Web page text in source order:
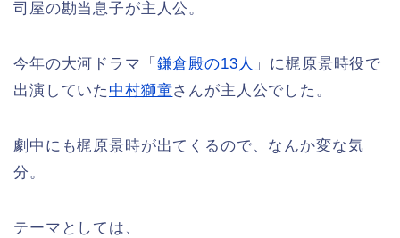
司屋の勘当息子が主人公。
今年の大河ドラマ「 鎌倉殿の13人 」に梶原景時役で
出演していた 中村獅童さんが主人公でした。
劇中にも梶原景時が出てくるので、なんか変な気
分。
テーマとしては、